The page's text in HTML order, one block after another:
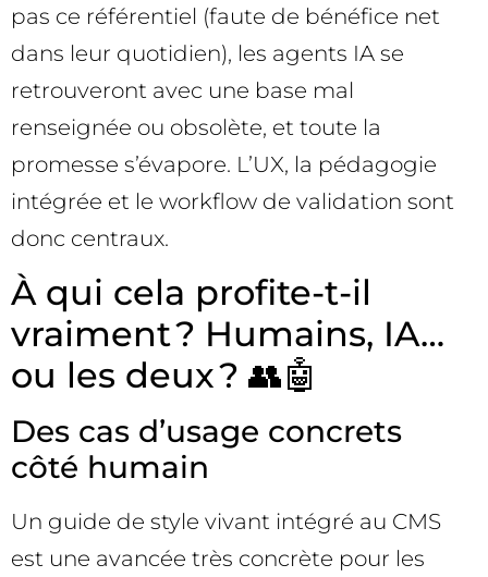
pas ce référentiel (faute de bénéfice net
dans leur quotidien), les agents IA se
retrouveront avec une base mal
renseignée ou obsolète, et toute la
promesse s’évapore. L’UX, la pédagogie
intégrée et le workflow de validation sont
donc centraux.
À qui cela profite-t-il
vraiment ? Humains, IA…
ou les deux ? 👥🤖
Des cas d’usage concrets
côté humain
Un guide de style vivant intégré au CMS
est une avancée très concrète pour les